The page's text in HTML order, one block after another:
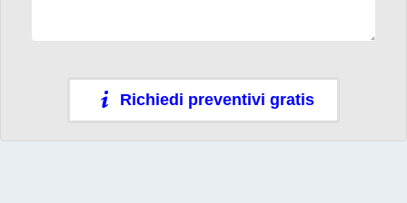
Richiedi preventivi gratis